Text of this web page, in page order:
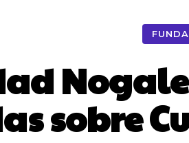
sobre